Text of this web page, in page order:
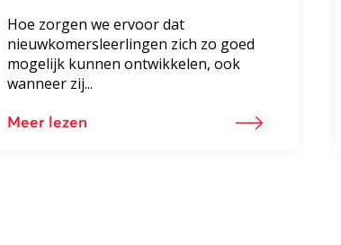
Hoe zorgen we ervoor dat
nieuwkomersleerlingen zich zo goed
mogelijk kunnen ontwikkelen, ook
wanneer zij...
Meer lezen